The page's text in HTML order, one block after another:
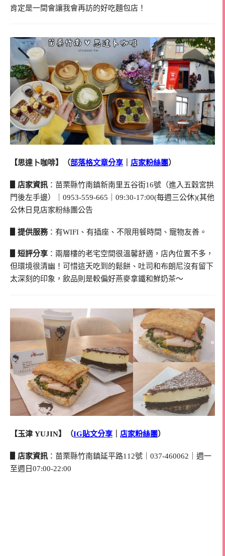
肯定是一間會讓我會再訪的好吃麵包店！
【思達卜咖啡】（部落格文章分享 店家粉絲團）
▋店家資訊 ：苗栗縣竹南鎮新南里五谷街16號（進入五穀宮拱
門後左手邊）｜0953-559-665｜09:30-17:00(每週三公休)(其他
公休日見店家粉絲團公告
▋提供服務：有WIFI、有插座、不限用餐時間、寵物友善。
▋短評分享 ：兩層樓的老宅空間很溫馨舒適，店內位置不多，
但環境很清幽！可惜這天吃到的鬆餅、吐司和布朗尼沒有留下
太深刻的印象，飲品則是較偏好燕麥拿鐵和鮮奶茶～
【玉津 YUJIN】（IG貼文分享 店家粉絲團 ）
▋店家資訊 ：苗栗縣竹南鎮延平路112號｜037-460062｜週一
至週日07:00-22:00